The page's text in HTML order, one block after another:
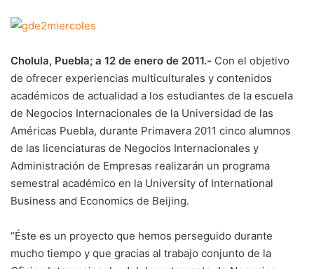
Cholula, Puebla; a 12 de enero de 2011.- Con el objetivo
de ofrecer experiencias multiculturales y contenidos
académicos de actualidad a los estudiantes de la escuela
de Negocios Internacionales de la Universidad de las
Américas Puebla, durante Primavera 2011 cinco alumnos
de las licenciaturas de Negocios Internacionales y
Administración de Empresas realizarán un programa
semestral académico en la University of International
Business and Economics de Beijing.
“Éste es un proyecto que hemos perseguido durante
mucho tiempo y que gracias al trabajo conjunto de la